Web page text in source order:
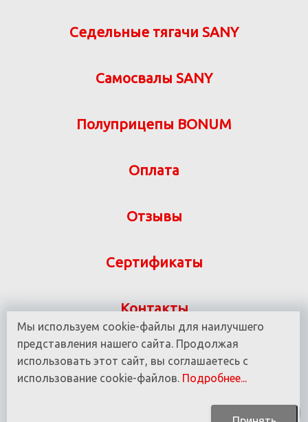
Седельные тягачи SANY
Самосвалы SANY
Полуприцепы BONUM
Оплата
Отзывы
Сертификаты
Контакты
Указанная на сайте информация не является
публичной офертой ООО «ВИТ-М» УНП 190780937
© 2016 - 2025 Все права защищены.
Мы используем cookie-файлы для наилучшего
представления нашего сайта. Продолжая
использовать этот сайт, вы соглашаетесь с
использование cookie-файлов. Подробнее...